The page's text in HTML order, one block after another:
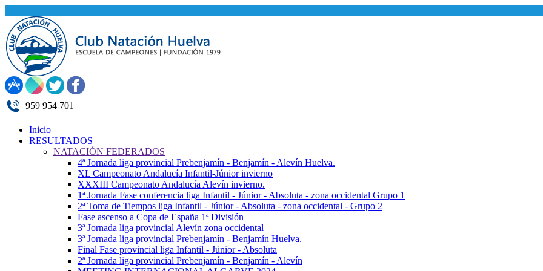
959 954 701
Inicio
RESULTADOS
NATACIÓN FEDERADOS
4ª Jornada liga provincial Prebenjamín - Benjamín - Alevín Huelva.
XL Campeonato Andalucía Infantil-Júnior invierno
XXXIII Campeonato Andalucía Alevín invierno.
1ª Jornada Fase conferencia liga Infantil - Júnior - Absoluta - zona occidental Grupo 1
2ª Toma de Tiempos liga Infantil - Júnior - Absoluta - zona occidental - Grupo 2
Fase ascenso a Copa de España 1ª División
3ª Jornada liga provincial Alevín zona occidental
3ª Jornada liga provincial Prebenjamín - Benjamín Huelva.
Final Fase provincial liga Infantil - Júnior - Absoluta
2ª Jornada liga provincial Prebenjamín - Benjamín - Alevín